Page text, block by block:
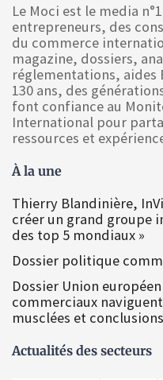
Le Moci est le media
entrepreneurs, des
du commerce
magazine, dossiers,
réglementations, aides
130 ans, des
font confiance au
International pour
ressources et
À la une
Thierry Blandinière,
créer un grand groupe
des top 5 mondiaux »
Dossier politique
Dossier Union
commerciaux
musclées et
Actualités des secteurs